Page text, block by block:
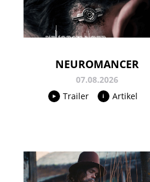
NEUROMANCER
07.08.2026
Trailer
Artikel